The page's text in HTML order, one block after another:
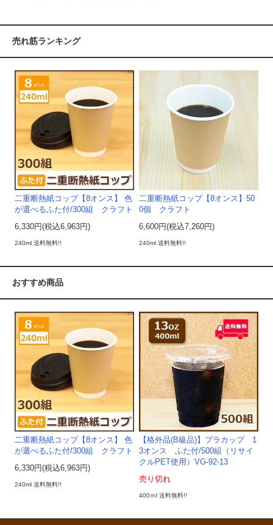
売れ筋ランキング
二重断熱紙コップ【8オンス】 色
が選べるふた付/300組 クラフト
6,330円(税込6,963円)
240ml 送料無料!!
二重断熱紙コップ【8オンス】50
0個 クラフト
6,600円(税込7,260円)
240ml 送料無料!!
おすすめ商品
二重断熱紙コップ【8オンス】 色
が選べるふた付/300組 クラフト
6,330円(税込6,963円)
240ml 送料無料!!
【格外品(B級品)】プラカップ 1
3オンス ふた付/500組（リサイ
クルPET使用）VG-92-13
売り切れ
400ｍl 送料無料!!